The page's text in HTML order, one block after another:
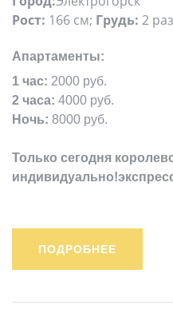
Рост: 166 см; Грудь: 2
Апартаменты:
1 час: 2000 руб.
2 часа: 4000 руб.
Ночь: 8000 руб.
Только сегодня
ПОДРОБНЕЕ